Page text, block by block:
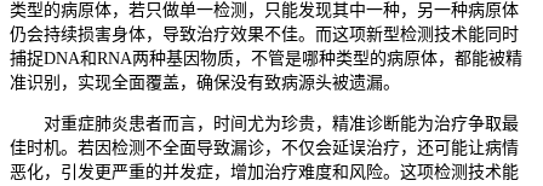
类型的病原体，若只做单一检测，只能发现其中一种，另一种病原体
仍会持续损害身体，导致治疗效果不佳。而这项新型检测技术能同时
捕捉DNA和RNA两种基因物质，不管是哪种类型的病原体，都能被精
准识别，实现全面覆盖，确保没有致病源头被遗漏。
对重症肺炎患者而言，时间尤为珍贵，精准诊断能为治疗争取最
佳时机。若因检测不全面导致漏诊，不仅会延误治疗，还可能让病情
恶化，引发更严重的并发症，增加治疗难度和风险。这项检测技术能